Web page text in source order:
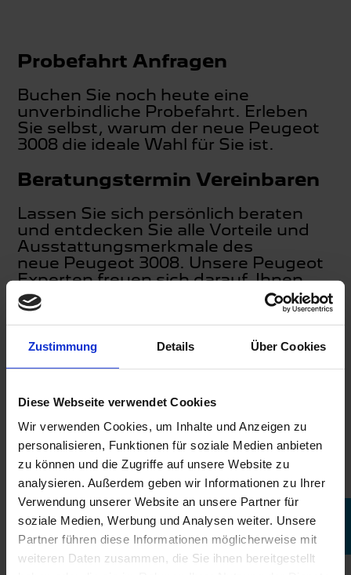
Zustimmung Details Über Cookies
Diese Webseite verwendet Cookies
Wir verwenden Cookies, um Inhalte und Anzeigen zu
personalisieren, Funktionen für soziale Medien anbieten
zu können und die Zugriffe auf unsere Website zu
analysieren. Außerdem geben wir Informationen zu Ihrer
Verwendung unserer Website an unsere Partner für
soziale Medien, Werbung und Analysen weiter. Unsere
Partner führen diese Informationen möglicherweise mit
weiteren Daten zusammen, die Sie ihnen bereitgestellt
Probefahrt Anfragen
Buchen Sie noch heute eine
unverbindliche Probefahrt. Erleben
Sie selbst, warum der neue Peugeot
3008 die ideale Wahl für Sie ist.
Beratungstermin Vereinbaren
Lassen Sie sich persönlich beraten
und entdecken Sie alle Vorteile und
Ausstattungsmerkmale des
neue Peugeot 3008. Unsere Peugeot
Experten freuen sich darauf, Ihnen
dieses Fahrzeug vorzustellen.
BERATUNGSTERMIN